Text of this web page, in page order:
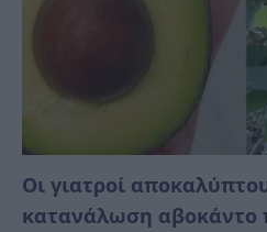
Οι γιατροί
κατανάλωση αβοκάντο